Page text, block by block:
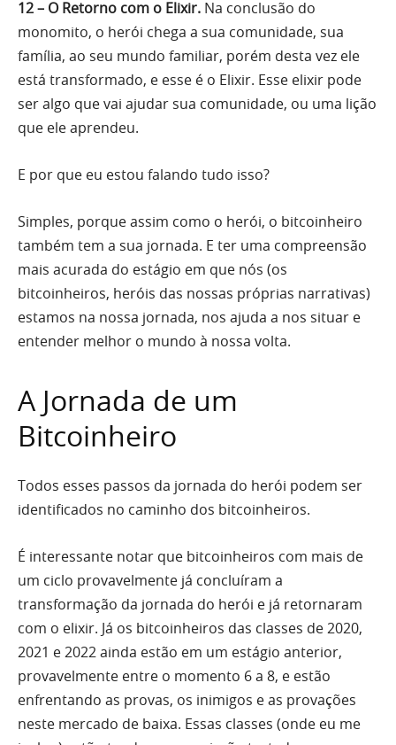
12 – O Retorno com o Elixir. Na conclusão do
monomito, o herói chega a sua comunidade, sua
família, ao seu mundo familiar, porém desta vez ele
está transformado, e esse é o Elixir. Esse elixir pode
ser algo que vai ajudar sua comunidade, ou uma lição
que ele aprendeu.
E por que eu estou falando tudo isso?
Simples, porque assim como o herói, o bitcoinheiro
também tem a sua jornada. E ter uma compreensão
mais acurada do estágio em que nós (os
bitcoinheiros, heróis das nossas próprias narrativas)
estamos na nossa jornada, nos ajuda a nos situar e
entender melhor o mundo à nossa volta.
A Jornada de um
Bitcoinheiro
Todos esses passos da jornada do herói podem ser
identificados no caminho dos bitcoinheiros.
É interessante notar que bitcoinheiros com mais de
um ciclo provavelmente já concluíram a
transformação da jornada do herói e já retornaram
com o elixir. Já os bitcoinheiros das classes de 2020,
2021 e 2022 ainda estão em um estágio anterior,
provavelmente entre o momento 6 a 8, e estão
enfrentando as provas, os inimigos e as provações
neste mercado de baixa. Essas classes (onde eu me